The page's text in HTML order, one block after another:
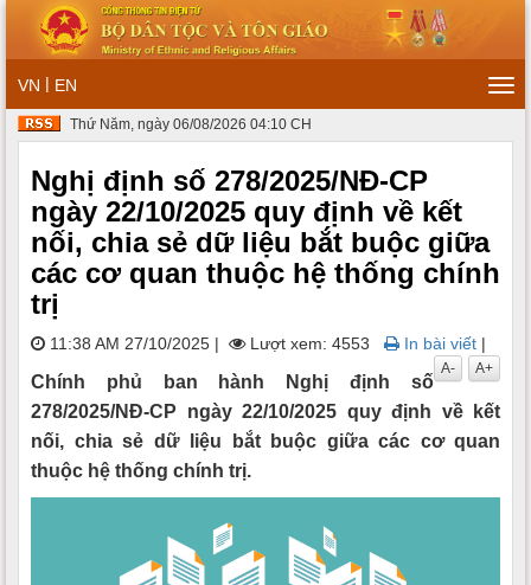
VN | EN
Thứ Năm, ngày 06/08/2026 04:10 CH
Nghị định số 278/2025/NĐ-CP
ngày 22/10/2025 quy định về kết
nối, chia sẻ dữ liệu bắt buộc giữa
các cơ quan thuộc hệ thống chính
trị
11:38 AM 27/10/2025 | Lượt xem: 4553 In bài viết |
A+
A-
Chính phủ ban hành Nghị định số
278/2025/NĐ-CP ngày 22/10/2025 quy định về kết
nối, chia sẻ dữ liệu bắt buộc giữa các cơ quan
thuộc hệ thống chính trị.